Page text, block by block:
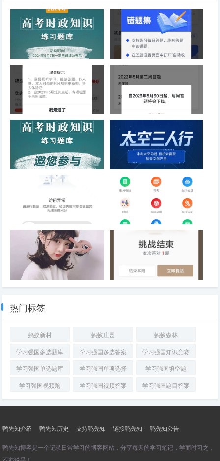
学习强国2024年高考时政知识
学习强国功能新增：新增错题集
学习强国重大调整：自2023年
06月02日起启用最新积分规则
和答题办法
学习强国重大调整：自2023年5
月30日起，每周答题将会下线
学习强国2023年05月04日高考
时政知识练习题库
三人行活动
学习强国2022年10月28日规则
调整探讨
学习强国2022年09月29日规则
热门标签
蚂蚁新村 蚂蚁庄园
蚂蚁森林
学习强国多选题库
学习强国多选答案
学习强国知识竞赛
学习强国单选题库
学习强国单项选择
学习强国填空题
学习强国视频题
学习强国视频答案 学习强国题目答案
鸭先知介绍 鸭先知历史 支持鸭先知 链接鸭先知 鸭先知公告
鸭先知博客是一个记录日常学习的博客网站，分享每天的学习笔记，学而时习之，
不亦说乎！